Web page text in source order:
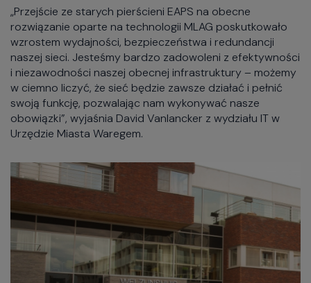
„Przejście ze starych pierścieni EAPS na obecne
rozwiązanie oparte na technologii MLAG poskutkowało
wzrostem wydajności, bezpieczeństwa i redundancji
naszej sieci. Jesteśmy bardzo zadowoleni z efektywności
i niezawodności naszej obecnej infrastruktury – możemy
w ciemno liczyć, że sieć będzie zawsze działać i pełnić
swoją funkcję, pozwalając nam wykonywać nasze
obowiązki”, wyjaśnia David Vanlancker z wydziału IT w
Urzędzie Miasta Waregem.